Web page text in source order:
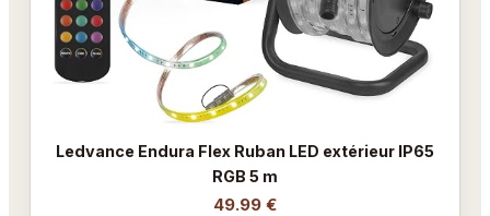
Ledvance Endura Flex Ruban LED extérieur IP65
RGB 5 m
49.99 €